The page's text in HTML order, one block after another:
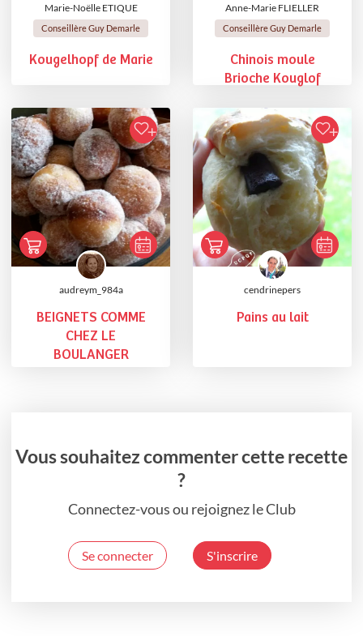
Marie-Noëlle ETIQUE
Conseillère Guy Demarle
Kougelhopf de Marie
Anne-Marie FLIELLER
Conseillère Guy Demarle
Chinois moule
Brioche Kouglof
audreym_984a
BEIGNETS COMME
CHEZ LE
BOULANGER
cendrinepers
Pains au lait
Vous souhaitez commenter cette recette
?
Connectez-vous ou rejoignez le Club
Se connecter S'inscrire